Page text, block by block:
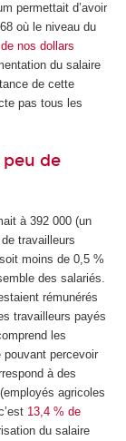
permettait d’avoir
où le niveau du
nos dollars
du salaire
de cette
pas tous les
de
à 392 000 (un
travailleurs
moins de 0,5 %
des salariés.
rémunérés
travailleurs payés
les
percevoir
à des
agricoles
13,4 % de
du salaire